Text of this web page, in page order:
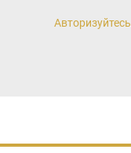
Авторизуйтесь